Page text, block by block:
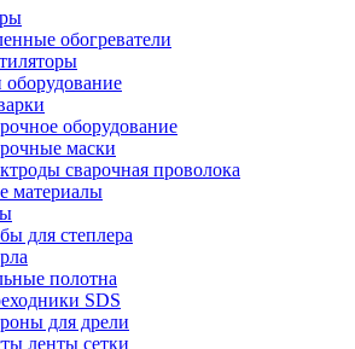
обогреватели
оборудование
маски
сварочная проволока
материалы
для степлера
полотна
SDS
для дрели
ленты сетки